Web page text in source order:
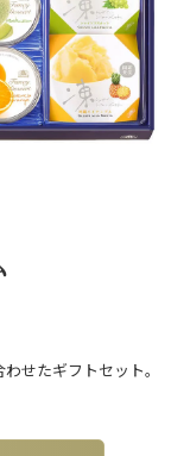
せたギフトセット。